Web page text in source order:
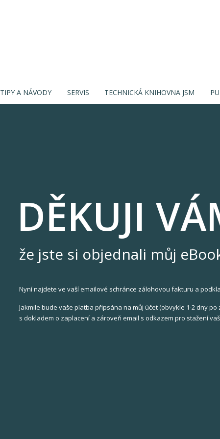
TIPY A NÁVODY SERVIS TECHNICKÁ KNIHOVNA JSM
DĚKUJI
že jste si objednali můj
Nyní najdete ve vaší emailové schránce zálohovou fakturu a
Jakmile bude vaše platba připsána na můj účet (obvykle 1-2 dny
s dokladem o zaplacení a zároveň email s odkazem pro stažení